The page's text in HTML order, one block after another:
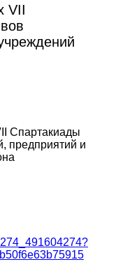
VII
Спартакиады
предприятий и